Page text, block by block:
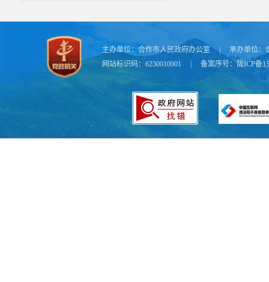
主办单位： 合作市人民政府办公室 承办单位：
网站标识码：6230010001
备案序号：陇ICP备